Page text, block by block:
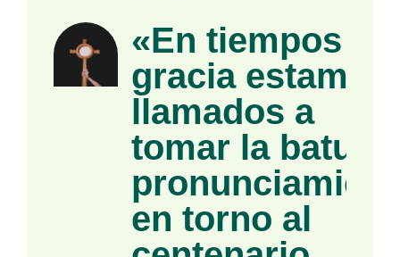
«En tiempos de
gracia estamos
llamados a
tomar la
en torno al